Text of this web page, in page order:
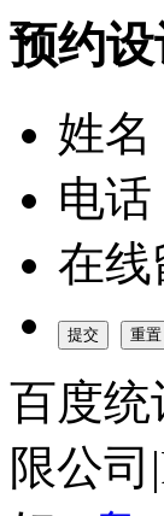
预约
姓名
电话
在线
百度统
限公